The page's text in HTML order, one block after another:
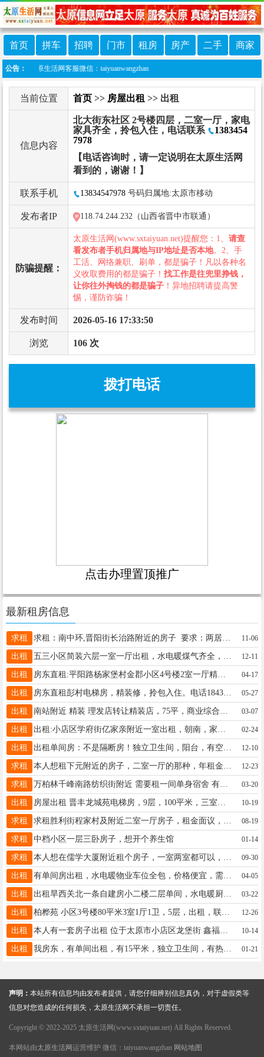
首页 拼车 招聘 门市 租房 房产 二手 商家
公告：
请加太原生活网客服微信：taiyuanwangzhan
当前位置 首页 >> 房屋出租 >> 出租
信息内容
北大街东社区 2号楼四层，二室一厅，家电
家具齐全，拎包入住，电话联系
1383454
7978
【电话咨询时，请一定说明在太原生活网
看到的，谢谢！】
联系手机 13834547978 号码归属地:太原市移动
发布者IP 118.74.244.232（山西省晋中市联通）
防骗提醒：
太原生活网(www.sxtaiyuan.net)提醒您：1、 请查
看发布者手机归属地与IP地址是否本地。2、手
工活、网络兼职、刷单，都是骗子！凡以各种名
义收取费用的都是骗子！ 找工作是往兜里挣钱，
让你往外掏钱的都是骗子 ！异地招聘请提高警
惕，谨防诈骗！
发布时间 2026-05-16 17:33:50
浏览 106 次
拨打电话
点击办理置顶推广
最新租房信息
求租 求租：南中环,晋阳街长治路附近的房子 要求：两居室 联系电话：18335193761 11-06
出租 12-11
出租 房东直租:平阳路杨家堡村金郡小区4号楼2室一厅精装房，家具家电齐全，拎包入住，联系电话☎13503545132 04-17
出租 房东直租彭村电梯房，精装修，拎包入住。电话18435129641 05-27
出租 03-07
出租 02-24
出租 出租单间房：不是隔断房！独立卫生间，阳台，有空调！24小时热水！无线网络！租金便宜！拎包入住！位置在万柏林区千峰南路和平公园附近。电话13453418584 12-10
求租 12-23
求租 万柏林千峰南路纺织街附近 需要租一间单身宿舍 有意的联系 19353548016 03-20
出租 10-19
求租 08-19
求租 中档小区一层三卧房子，想开个养生馆 01-14
求租 09-30
出租 有单间房出租，水电暖物业车位全包，价格便宜，需要的来，电话15343405726加微信也行 04-05
出租 出租旱西关北一条自建房小二楼二层单间，水电暖厨房，独立卫生间。无物业费。卫生费。电话13027079773 03-22
出租 12-26
出租 10-14
出租 我房东，有单间出租，有15平米，独立卫生间，有热水器，双人床，能做饭。水电费，宽带全有，地址在新建南路康乐街，紧邻新建南路，公交站牌很多，每月420元，有租房的打电话13513644755 01-21
声明： 本站所有信息均由发布者提供，请您仔细辨别信息真伪，对于虚假类等
信息对您造成的任何损失，太原生活网不承担一切责任。
Copyright © 2022-2025 太原生活网(www.sxtaiyuan.net) All Rights Reserved.
本网站由太原生活网 运营维护 微信：taiyuanwangzhan 网站地图